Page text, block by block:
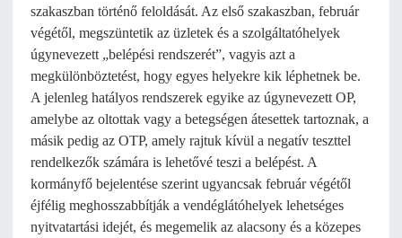
szakaszban történő feloldását. Az első szakaszban, február
végétől, megszüntetik az üzletek és a szolgáltatóhelyek
úgynevezett „belépési rendszerét”, vagyis azt a
megkülönböztetést, hogy egyes helyekre kik léphetnek be.
A jelenleg hatályos rendszerek egyike az úgynevezett OP,
amelybe az oltottak vagy a betegségen átesettek tartoznak, a
másik pedig az OTP, amely rajtuk kívül a negatív teszttel
rendelkezők számára is lehetővé teszi a belépést. A
kormányfő bejelentése szerint ugyancsak február végétől
éjfélig meghosszabbítják a vendéglátóhelyek lehetséges
nyitvatartási idejét, és megemelik az alacsony és a közepes